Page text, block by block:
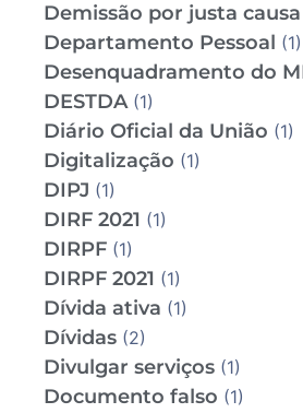
Demissão por justa causa
Departamento Pessoal (1)
Desenquadramento do
DESTDA(1)
Diário Oficial da União (1)
Digitalização (1)
DIPJ (1)
DIRF 2021 (1)
DIRPF (1)
DIRPF 2021 (1)
Dívida ativa (1)
Dívidas (2)
Divulgar serviços (1)
Documento falso (1)